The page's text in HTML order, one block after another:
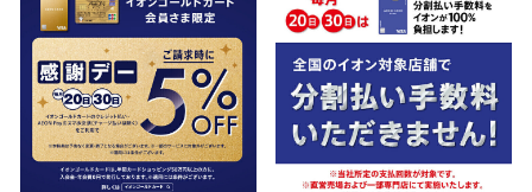
ソーシャル
秋田オ